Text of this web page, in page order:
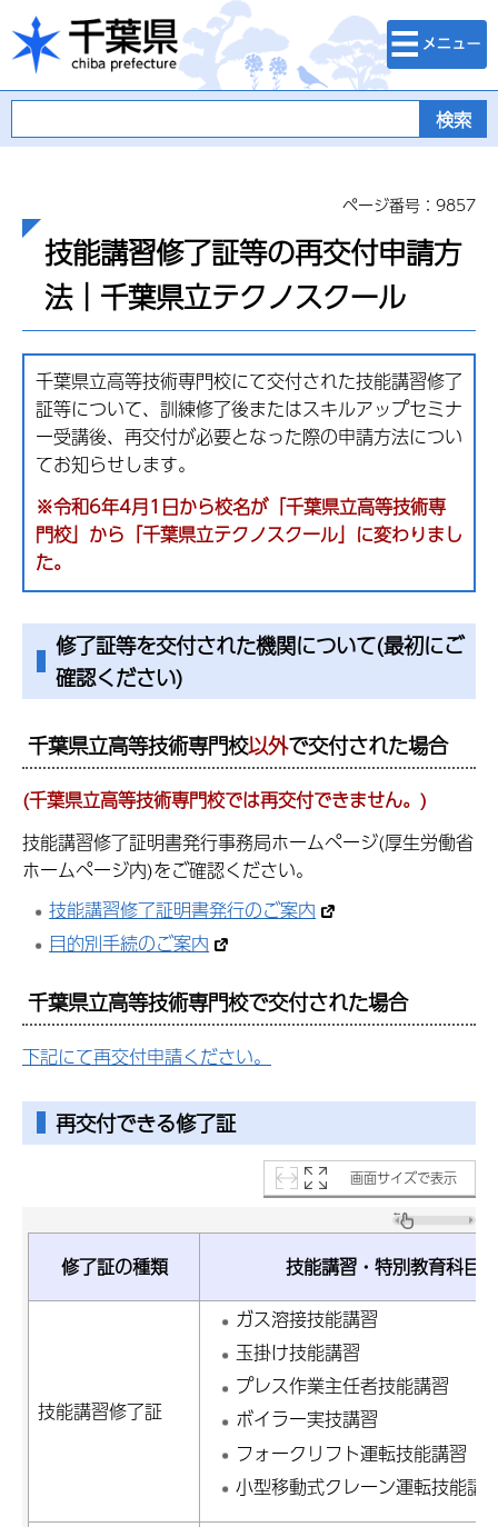
千葉県
検索・メニュ
ー
ページ番号：9857
技能講習修了証等の再交付申請方
法｜千葉県立テクノスクール
千葉県立高等技術専門校にて交付された技能講習修了
証等について、訓練修了後またはスキルアップセミナ
ー受講後、再交付が必要となった際の申請方法につい
てお知らせします。
※令和6年4月1日から校名が「千葉県立高等技術専
門校」から「千葉県立テクノスクール」に変わりまし
た。
修了証等を交付された機関について(最初にご
確認ください)
千葉県立高等技術専門校以外で交付された場合
(千葉県立高等技術専門校では再交付できません。)
技能講習修了証明書発行事務局ホームページ(厚生労働省
ホームページ内)をご確認ください。
技能講習修了証明書発行のご案内
目的別手続のご案内
千葉県立高等技術専門校で交付された場合
下記にて再交付申請ください。
再交付できる修了証
画面サイズで表示
修了証の種類 技能講習・特別教育科目
技能講習修了証
ガス溶接技能講習
玉掛け技能講習
プレス作業主任者技能講習
ボイラー実技講習
フォークリフト運転技能講習
小型移動式クレーン運転技能講